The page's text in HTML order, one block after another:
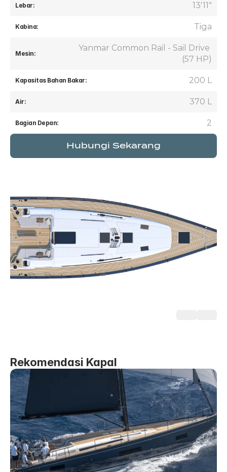
Lebar: 13'11"
Kabina: Tiga
Mesin:
Yanmar Common Rail - Sail Drive
(57 HP)
Kapasitas Bahan Bakar: 200 L
Air: 370 L
Bagian Depan: 2
Hubungi Sekarang
Rekomendasi Kapal